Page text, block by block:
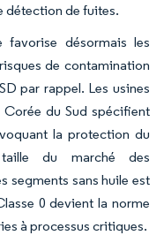
détection de fuites.
désormais les
de contamination
par rappel. Les usines
du Sud spécifient
la protection du
du marché des
segments sans huile est
0 devient la norme
à processus critiques.